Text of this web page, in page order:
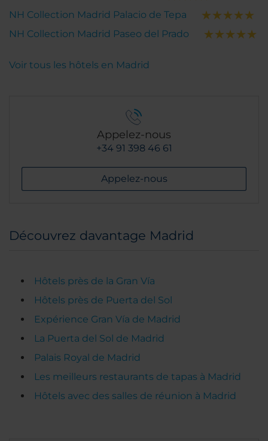
NH Collection Madrid Palacio de Tepa
NH Collection Madrid Paseo del Prado
Voir tous les hôtels en Madrid
Appelez-nous
+34 91 398 46 61
Appelez-nous
Découvrez davantage Madrid
Hôtels près de la Gran Vía
Hôtels près de Puerta del Sol
Expérience Gran Vía de Madrid
La Puerta del Sol de Madrid
Palais Royal de Madrid
Les meilleurs restaurants de tapas à Madrid
Hôtels avec des salles de réunion à Madrid